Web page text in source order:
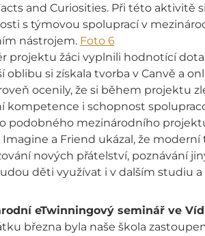
and Curiosities. Při této aktivitě
s týmovou spoluprací v
nástrojem. Foto 6
projektu žáci vyplnili hodnotící
oblibu si získala tvorba v Canvě a
ocenily, že si během projektu
kompetence i schopnost
podobného mezinárodního
Imagine a Friend ukázal, že
nových přátelství, poznávání
děti využívat i v dalším studiu
eTwinningový seminář ve
března byla naše škola